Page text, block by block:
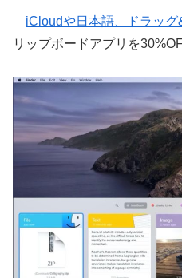
iCloudや日本語、ドラッグ
リップボードアプリを